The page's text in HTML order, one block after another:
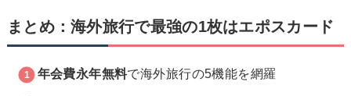
まとめ：海外旅行で最強の1枚はエポスカード
年会費永年無料で海外旅行の5機能を網羅